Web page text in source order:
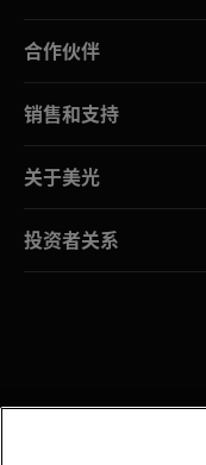
合作伙伴
销售和支持
关于美光
投资者关系